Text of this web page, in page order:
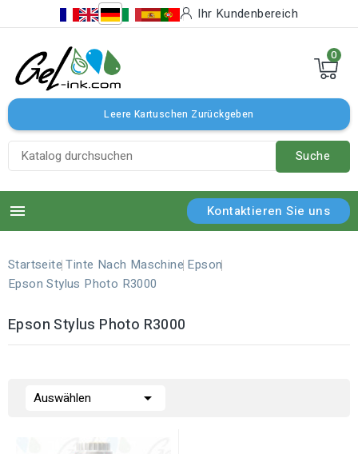
Ihr Kundenbereich
0
Leere Kartuschen Zurückgeben
Suche
 Kontaktieren Sie uns
Startseite Tinte Nach Maschine Epson
Epson Stylus Photo R3000
Epson Stylus Photo R3000
Auswählen 